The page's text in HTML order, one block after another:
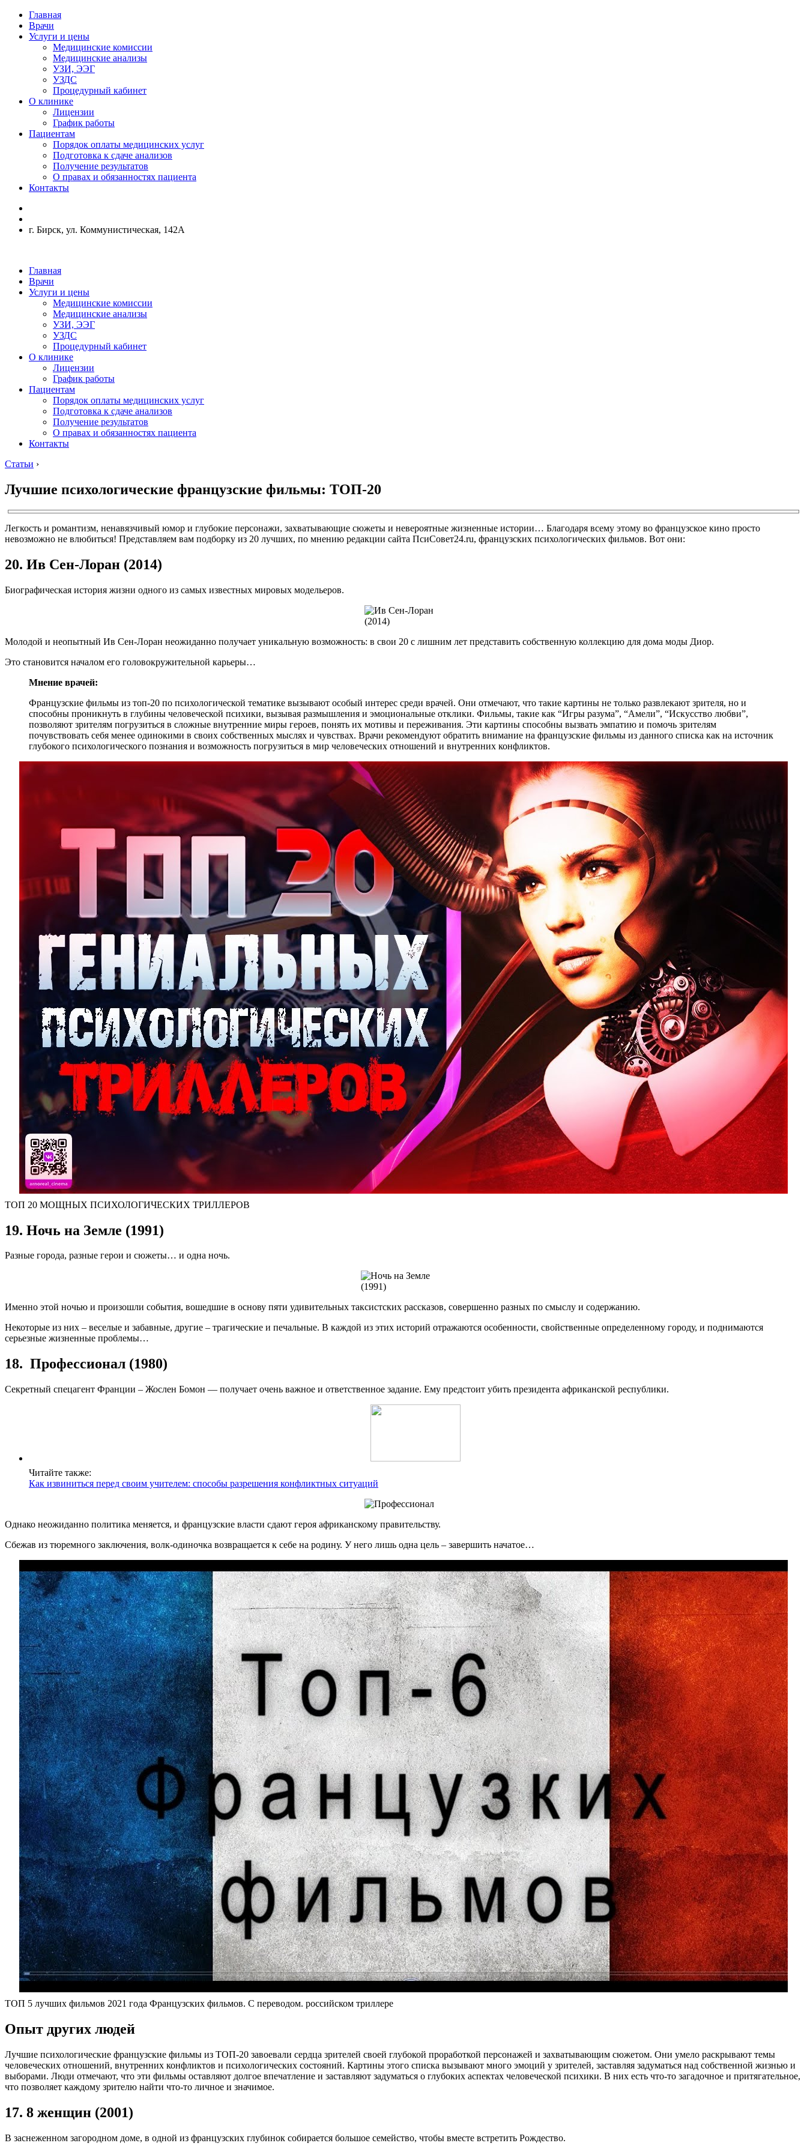
Главная
Врачи
Услуги и цены
Медицинские комиссии
Медицинские анализы
УЗИ, ЭЭГ
УЗДС
Процедурный кабинет
О клинике
Лицензии
График работы
Пациентам
Порядок оплаты медицинских услуг
Подготовка к сдаче анализов
Получение результатов
О правах и обязанностях пациента
Контакты
г. Бирск, ул. Коммунистическая, 142А
Главная
Врачи
Услуги и цены
Медицинские комиссии
Медицинские анализы
УЗИ, ЭЭГ
УЗДС
Процедурный кабинет
О клинике
Лицензии
График работы
Пациентам
Порядок оплаты медицинских услуг
Подготовка к сдаче анализов
Получение результатов
О правах и обязанностях пациента
Контакты
Статьи ›
Лучшие психологические французские фильмы: ТОП-20
Легкость и романтизм, ненавязчивый юмор и глубокие персонажи, захватывающие сюжеты и невероятные жизненные истории… Благодаря всему этому во французское кино просто
невозможно не влюбиться! Представляем вам подборку из 20 лучших, по мнению редакции сайта ПсиСовет24.ru, французских психологических фильмов. Вот они:
20. Ив Сен-Лоран (2014)
Биографическая история жизни одного из самых известных мировых модельеров.
Молодой и неопытный Ив Сен-Лоран неожиданно получает уникальную возможность: в свои 20 с лишним лет представить собственную коллекцию для дома моды Диор.
Это становится началом его головокружительной карьеры…
Мнение врачей:
Французские фильмы из топ-20 по психологической тематике вызывают особый интерес среди врачей. Они отмечают, что такие картины не только развлекают зрителя, но и
способны проникнуть в глубины человеческой психики, вызывая размышления и эмоциональные отклики. Фильмы, такие как “Игры разума”, “Амели”, “Искусство любви”,
позволяют зрителям погрузиться в сложные внутренние миры героев, понять их мотивы и переживания. Эти картины способны вызвать эмпатию и помочь зрителям
почувствовать себя менее одинокими в своих собственных мыслях и чувствах. Врачи рекомендуют обратить внимание на французские фильмы из данного списка как на источник
глубокого психологического познания и возможность погрузиться в мир человеческих отношений и внутренних конфликтов.
ТОП 20 МОЩНЫХ ПСИХОЛОГИЧЕСКИХ ТРИЛЛЕРОВ
19. Ночь на Земле (1991)
Разные города, разные герои и сюжеты… и одна ночь.
Именно этой ночью и произошли события, вошедшие в основу пяти удивительных таксистских рассказов, совершенно разных по смыслу и содержанию.
Некоторые из них – веселые и забавные, другие – трагические и печальные. В каждой из этих историй отражаются особенности, свойственные определенному городу, и поднимаются
серьезные жизненные проблемы…
18. Профессионал (1980)
Секретный спецагент Франции – Жослен Бомон — получает очень важное и ответственное задание. Ему предстоит убить президента африканской республики.
Читайте также:
Как извиниться перед своим учителем: способы разрешения конфликтных ситуаций
Однако неожиданно политика меняется, и французские власти сдают героя африканскому правительству.
Сбежав из тюремного заключения, волк-одиночка возвращается к себе на родину. У него лишь одна цель – завершить начатое…
ТОП 5 лучших фильмов 2021 года Французских фильмов. С переводом. российском триллере
Опыт других людей
Лучшие психологические французские фильмы из ТОП-20 завоевали сердца зрителей своей глубокой проработкой персонажей и захватывающим сюжетом. Они умело раскрывают темы
человеческих отношений, внутренних конфликтов и психологических состояний. Картины этого списка вызывают много эмоций у зрителей, заставляя задуматься над собственной жизнью и
выборами. Люди отмечают, что эти фильмы оставляют долгое впечатление и заставляют задуматься о глубоких аспектах человеческой психики. В них есть что-то загадочное и притягательное,
что позволяет каждому зрителю найти что-то личное и значимое.
17. 8 женщин (2001)
В заснеженном загородном доме, в одной из французских глубинок собирается большое семейство, чтобы вместе встретить Рождество.